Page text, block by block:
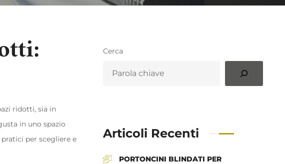
ridotti, sia in
in uno spazio
per scegliere e
Cerca
Articoli Recenti
PORTONCINI BLINDATI PER